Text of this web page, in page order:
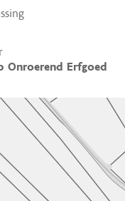
Onroerend Erfgoed